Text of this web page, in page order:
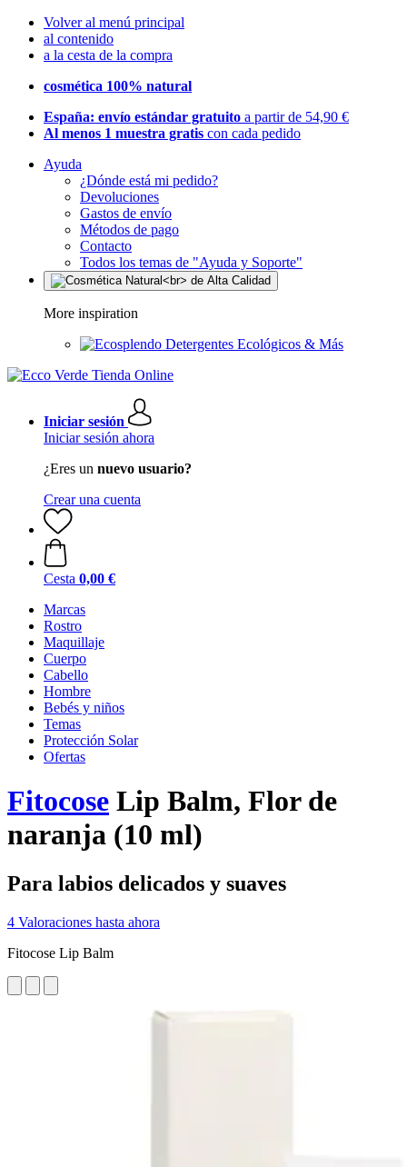
Volver al menú principal
al contenido
a la cesta de la compra
cosmética 100% natural
España: envío estándar gratuito a partir de 54,90 €
Al menos 1 muestra gratis con cada pedido
Ayuda
¿Dónde está mi pedido?
Devoluciones
Gastos de envío
Métodos de pago
Contacto
Todos los temas de "Ayuda y Soporte"
More inspiration
Detergentes Ecológicos & Más
Iniciar sesión
Iniciar sesión ahora
¿Eres un nuevo usuario?
Crear una cuenta
Cesta 0,00 €
Marcas
Rostro
Maquillaje
Cuerpo
Cabello
Hombre
Bebés y niños
Temas
Protección Solar
Ofertas
Fitocose Lip Balm, Flor de
naranja (10 ml)
Para labios delicados y suaves
4 Valoraciones hasta ahora
Fitocose Lip Balm